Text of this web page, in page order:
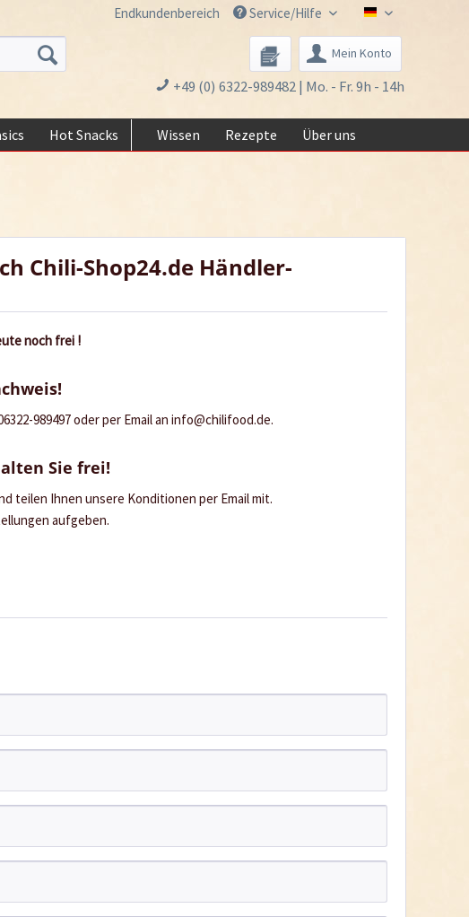
Chili-
Service/Hilfe
Endkundenbereich
Mein Konto
+49 (0) 6322-989482 | Mo. - Fr. 9h - 14h
Hot Snacks Wissen Rezepte Über uns
Chili-Shop24.de Händler-
noch frei !
989497 oder per Email an info@chilifood.de.
Sie frei!
teilen Ihnen unsere Konditionen per Email mit.
aufgeben.